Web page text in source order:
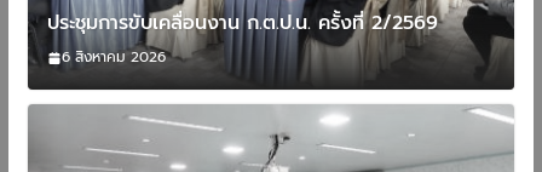
ประชุมการขับเคลื่อนงาน ก.ต.ป.น. ครั้งที่ 2/2569
6 สิงหาคม 2026